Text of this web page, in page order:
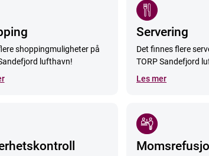
shoppingmuligheter på
lufthavn!
Servering
Det finnes flere
TORP Sandefjord
Les mer